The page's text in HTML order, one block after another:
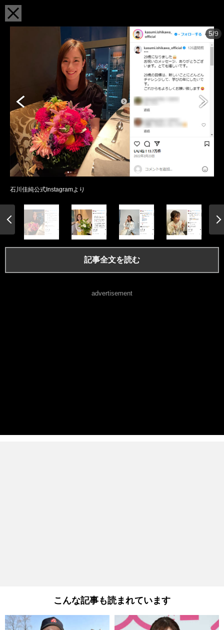
5/9
石川佳純公式Instagramより
記事全文を読む
advertisement
こんな記事も読まれています